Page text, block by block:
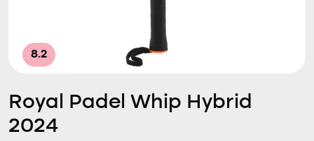
8.2
Royal Padel Whip Hybrid
2024